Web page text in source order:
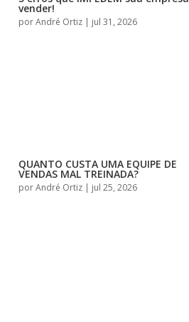
vender!
porAndré Ortiz| jul 31, 2026
QUANTO CUSTA UMA EQUIPE DE
VENDAS MAL TREINADA?
porAndré Ortiz| jul 25, 2026